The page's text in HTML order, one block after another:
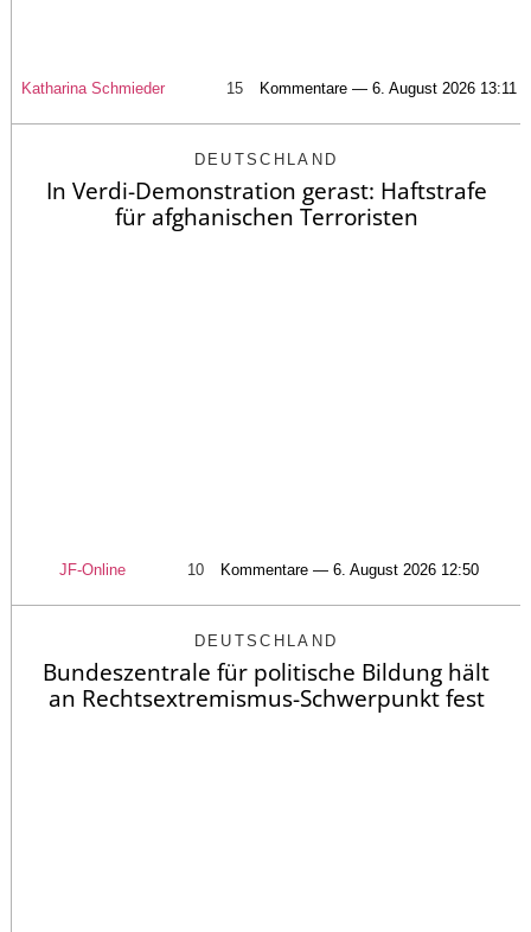
Katharina Schmieder 15 Kommentare — 6. August 2026 13:11
DEUTSCHLAND
In Verdi-Demonstration gerast: Haftstrafe
für afghanischen Terroristen
JF-Online 10 Kommentare — 6. August 2026 12:50
DEUTSCHLAND
Bundeszentrale für politische Bildung hält
an Rechtsextremismus-Schwerpunkt fest